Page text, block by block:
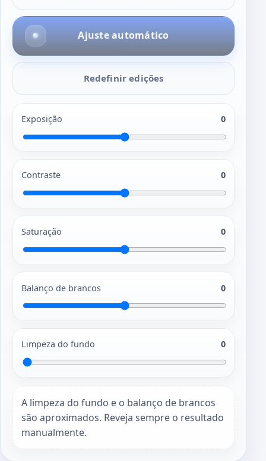
Ajuste automático
Redefinir edições
Exposição 0
Contraste 0
Saturação 0
Balanço de brancos 0
Limpeza do fundo 0
A limpeza do fundo e o balanço de brancos
são aproximados. Reveja sempre o resultado
manualmente.